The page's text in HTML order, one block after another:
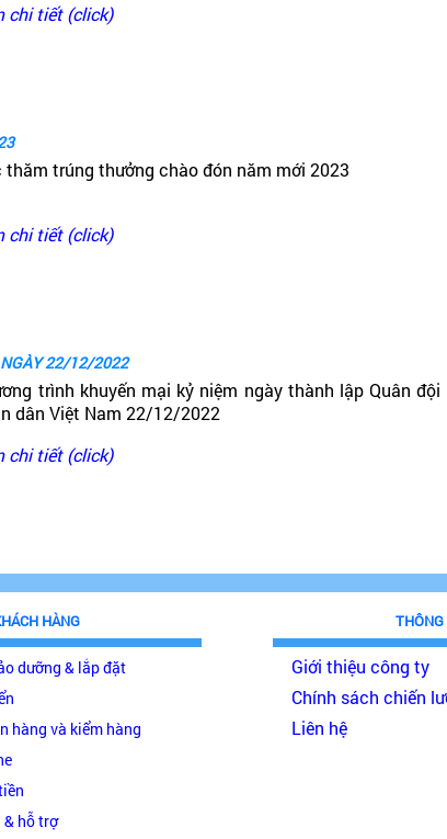
chi tiết (click)
thăm trúng thưởng chào đón năm mới 2023
chi tiết (click)
NGÀY 22/12/2022
trình khuyến mại kỷ niệm ngày thành lập Quân đội
dân Việt Nam 22/12/2022
chi tiết (click)
HÀNG
dưỡng & lắp đặt
hàng và kiểm hàng
& hỗ trợ
Giới thiệu công ty
Chính sách chiến
Liên hệ